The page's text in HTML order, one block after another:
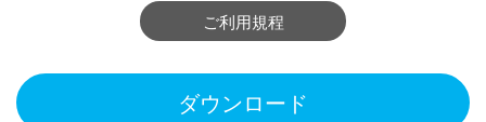
ご利用規程
ダウンロード